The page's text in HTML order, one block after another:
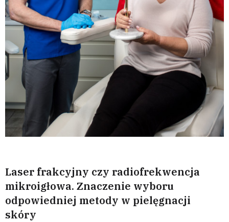
Laser frakcyjny czy radiofrekwencja
mikroigłowa. Znaczenie wyboru
odpowiedniej metody w pielęgnacji
skóry